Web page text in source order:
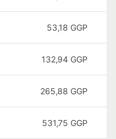
53,18 GGP
132,94 GGP
265,88 GGP
531,75 GGP